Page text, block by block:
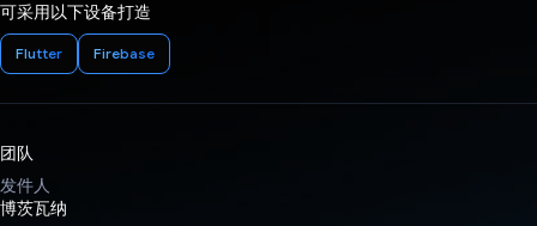
可采用以下设备打造
Flutter Firebase
团队
发件人
博茨瓦纳